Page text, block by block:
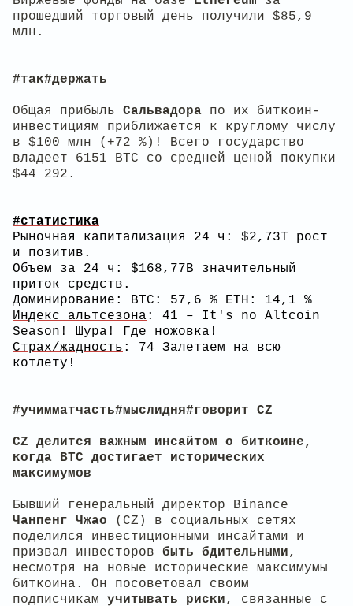
прошедший торговый день получили $85,9
млн.
#так#держать
Общая прибыль Сальвадора по их биткоин-
инвестициям приближается к круглому числу
в $100 млн (+72 %)! Всего государство
владеет 6151 BTC со средней ценой покупки
$44 292.
#статистика
Рыночная капитализация 24 ч: $2,73T рост
и позитив.
Объем за 24 ч: $168,77B значительный
приток средств.
Доминирование: BTC: 57,6 % ETH: 14,1 %
Индекс альтсезона : 41 – It's no Altcoin
Season! Шура! Где ножовка!
Страх/жадность : 74 Залетаем на всю
котлету!
#учимматчасть#мыслидня#говорит CZ
CZ делится важным инсайтом о биткоине,
когда BTC достигает исторических
максимумов
Бывший генеральный директор Binance
Чанпенг Чжао
(CZ) в социальных сетях
поделился инвестиционными инсайтами и
призвал инвесторов быть бдительными,
несмотря на новые исторические максимумы
биткоина. Он посоветовал своим
подписчикам учитывать риски, связанные с